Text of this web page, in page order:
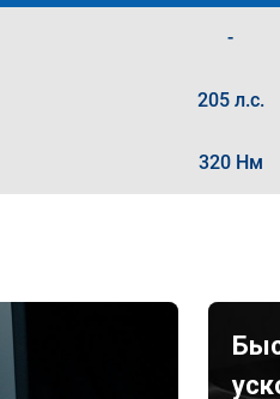
-
205 л.с.
320 Нм